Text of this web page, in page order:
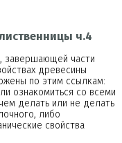
ч.4
завершающей части
древесины
по этим ссылкам:
ознакомиться со всеми
делать или не делать
либо
свойства